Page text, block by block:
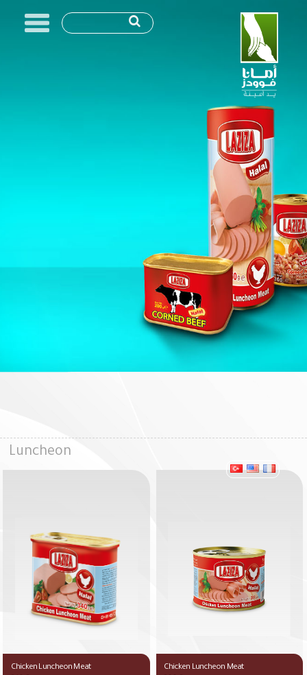
MENU
content
Luncheon
Chicken Luncheon Meat Chicken Luncheon Meat